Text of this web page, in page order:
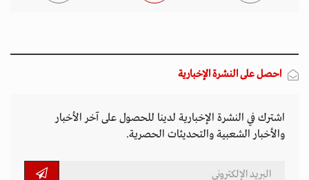
احصل على النشرة الإخبارية
اشترك في النشرة الإخبارية لدينا للحصول على آخر الأخبار
والأخبار الشعبية والتحديثات الحصرية.